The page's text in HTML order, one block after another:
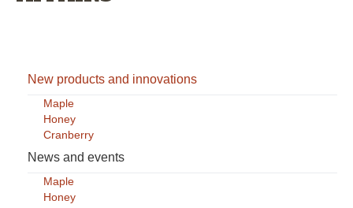
New products and innovations
Maple
Honey
Cranberry
News and events
Maple
Honey